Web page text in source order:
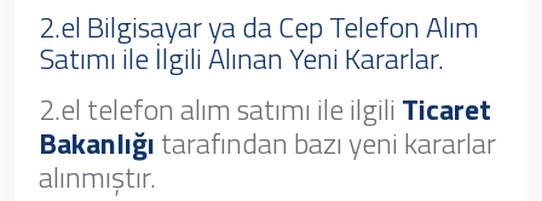
2.el Bilgisayar ya da Cep Telefon Alım
Satımı ile İlgili Alınan Yeni Kararlar.
2.el telefon alım satımı ile ilgili Ticaret
Bakanlığıtarafından bazı yeni kararlar
alınmıştır.